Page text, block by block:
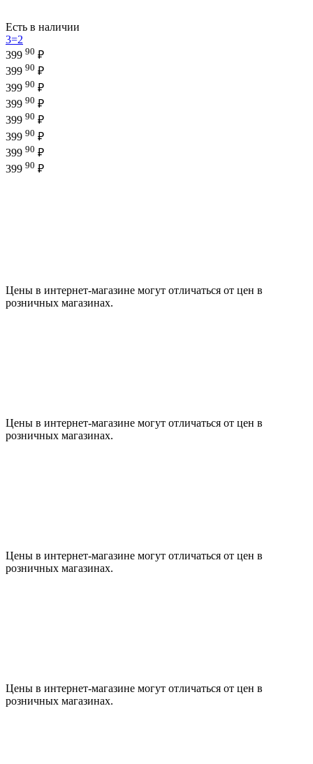
Есть в наличии
3=2
399 90 ₽
399 90 ₽
399 90 ₽
399 90 ₽
399 90 ₽
399 90 ₽
399 90 ₽
399 90 ₽
Цены в интернет-магазине могут отличаться от цен в
розничных магазинах.
Цены в интернет-магазине могут отличаться от цен в
розничных магазинах.
Цены в интернет-магазине могут отличаться от цен в
розничных магазинах.
Цены в интернет-магазине могут отличаться от цен в
розничных магазинах.